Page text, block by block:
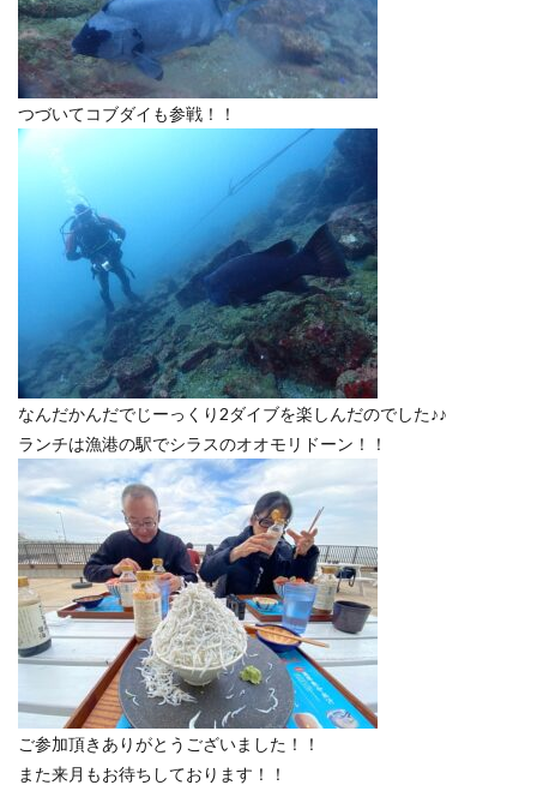
つづいてコブダイも参戦！！
なんだかんだでじーっくり2ダイブを楽しんだのでした♪♪
ランチは漁港の駅でシラスのオオモリドーン！！
ご参加頂きありがとうございました！！
また来月もお待ちしております！！